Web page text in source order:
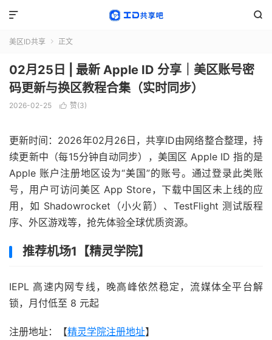


美区ID共享  正文
02月25日 | 最新 Apple ID 分享｜美区账号密
码更新与换区教程合集（实时同步）
2026-02-25  赞(3)
更新时间：2026年02月26日，共享ID由网络整合整理，持
续更新中（每15分钟自动同步），美国区 Apple ID 指的是
Apple 账户注册地区设为“美国”的账号。通过登录此类账
号，用户可访问美区 App Store，下载中国区未上线的应
用，如 Shadowrocket（小火箭）、TestFlight 测试版程
序、外区游戏等，抢先体验全球优质资源。
推荐机场1【精灵学院】
IEPL 高速内网专线，晚高峰依然稳定，流媒体全平台解
锁，月付低至 8 元起
注册地址：【精灵学院注册地址】